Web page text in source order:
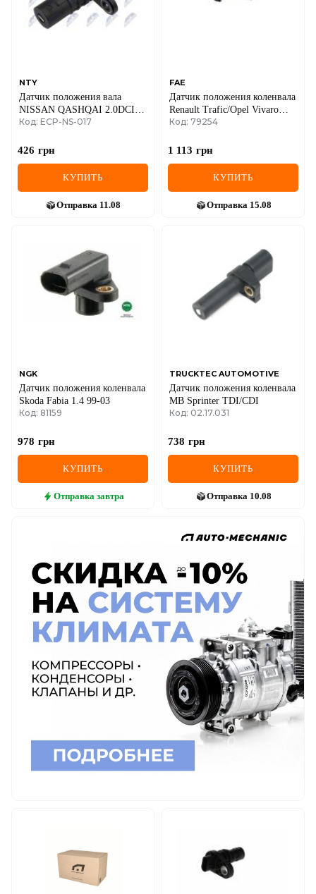
NTY
Датчик положения вала
NISSAN QASHQAI 2.0DCI
2007-,X-TRIAL T31 2.0DCI
2.0CDTI 2006-,RENAULT
2005-,LAGUNA III 2.0DCI
Код: ECP-NS-017
426 грн
КУПИТЬ
Отправка 11.08
FAE
Датчик положения коленвала
Renault Trafic/Opel Vivaro
1.9dCi 01-
Код: 79254
1 113 грн
КУПИТЬ
Отправка 15.08
NGK
Датчик положения коленвала
Skoda Fabia 1.4 99-03
Код: 81159
978 грн
КУПИТЬ
Отправка завтра
TRUCKTEC AUTOMOTIVE
Датчик положения коленвала
MB Sprinter TDI/CDI
Код: 02.17.031
738 грн
КУПИТЬ
Отправка 10.08